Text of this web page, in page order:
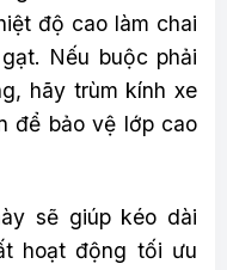
độ cao làm chai
Nếu buộc phải
hãy trùm kính xe
để bảo vệ lớp cao
sẽ giúp kéo dài
hoạt động tối ưu